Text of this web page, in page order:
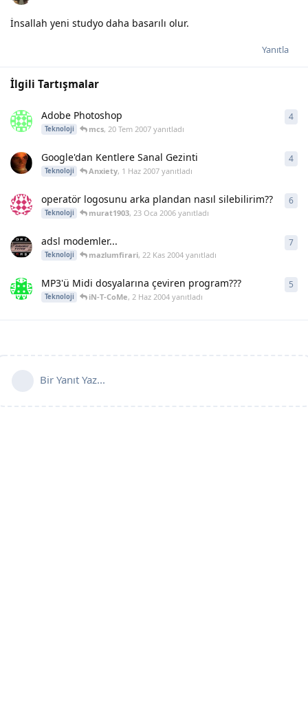
İnsallah yeni studyo daha basarılı olur.
Yanıtla
İlgili Tartışmalar
Adobe Photoshop
Teknoloji mcs,20 Tem 2007 yanıtladı
4
Google'dan Kentlere Sanal Gezinti
Teknoloji Anxiety, 1 Haz 2007 yanıtladı
4
operatör logosunu arka plandan nasıl silebilirim??
Teknoloji murat1903,23 Oca 2006 yanıtladı
6
adsl modemler...
Teknoloji mazlumfirari,22 Kas 2004 yanıtladı
7
MP3'ü Midi dosyalarına çeviren program???
Teknoloji iN-T-CoMe,2 Haz 2004 yanıtladı
5
Bir Yanıt Yaz...